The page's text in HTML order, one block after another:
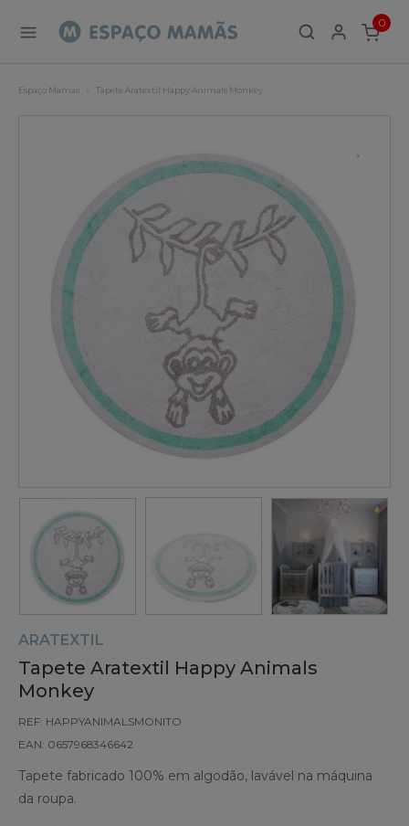
0
ITEMS
Espaço Mamãs Tapete Aratextil Happy Animals Monkey
ARATEXTIL
Tapete Aratextil Happy Animals
Monkey
REF: HAPPYANIMALSMONITO
EAN: 0657968346642
Tapete fabricado 100% em algodão, lavável na máquina
da roupa.